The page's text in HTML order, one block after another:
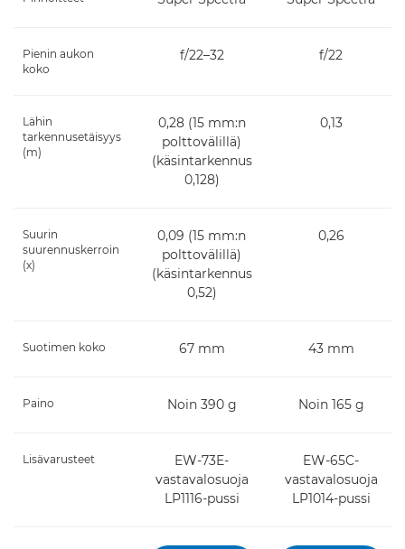
Pienin aukon
koko
f/22–32 f/22
Lähin
tarkennusetäisyys
(m)
0,28 (15 mm:n
polttovälillä)
(käsintarkennus
0,128)
0,13
Suurin
suurennuskerroin
(x)
0,09 (15 mm:n
polttovälillä)
(käsintarkennus
0,52)
0,26
Suotimen koko 67 mm 43 mm
Paino Noin 390 g Noin 165 g
Lisävarusteet
EW-73E-
vastavalosuoja
LP1116-pussi
EW-65C-
vastavalosuoja
LP1014-pussi